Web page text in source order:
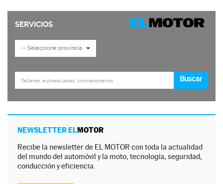
NEWSLETTER ELMOTOR
Recibe la newsletter de EL MOTOR con toda la actualidad
del mundo del automóvil y la moto, tecnología, seguridad,
conducción y eficiencia.